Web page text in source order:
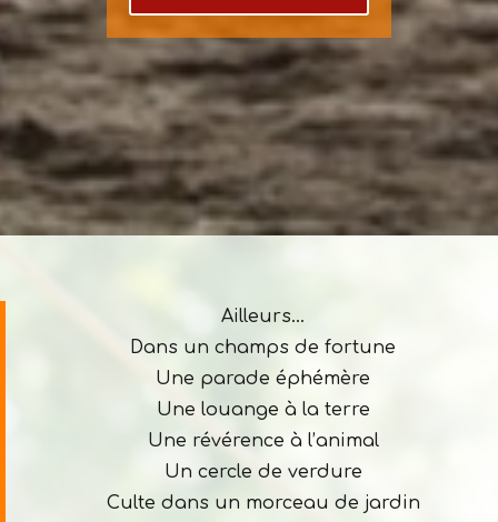
Ailleurs…
Dans un champs de fortune
Une parade éphémère
Une louange à la terre
Une révérence à l’animal
Un cercle de verdure
Culte dans un morceau de jardin